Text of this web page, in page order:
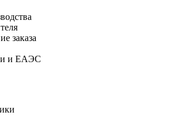
заказа
и ЕАЭС